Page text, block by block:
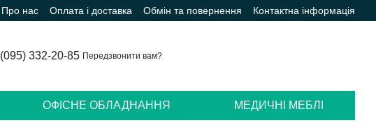
Про нас Оплата і доставка Обмін та повернення Контактна інформація
(095) 332-20-85 Передзвонити вам?
ОФІСНЕ ОБЛАДНАННЯ МЕДИЧНІ МЕБЛІ